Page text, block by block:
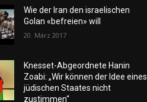
Wie der Iran den israelischen
Golan «befreien» will
20. März 2017
Knesset-Abgeordnete Hanin
Zoabi: „Wir können der Idee eines
jüdischen Staates nicht
zustimmen“